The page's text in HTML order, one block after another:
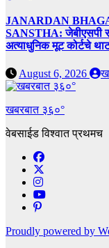
JANARDAN
SANSTHA: जेबीएसपी
अत्याधुनिक मूट कोर्टचे
August 6, 2026
खबरबात ३६०°
वेबसाईड विश्वात प्रथमच
Proudly powered by